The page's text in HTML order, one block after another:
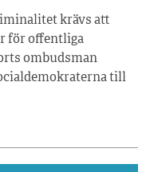
krävs att
för offentliga
ombudsman
till